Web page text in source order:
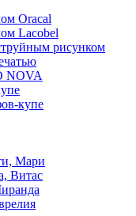
Oracal
Lacobel
рисунком
NOVA
купе
Мари
Витас